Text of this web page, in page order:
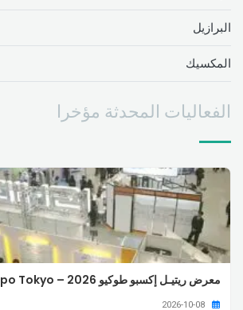
البرازيل
المكسيك
الفعاليات المحدثة مؤخرا
معرض ريتيـل إكسبو طوكيو 2026 – Retail Expo Tokyo